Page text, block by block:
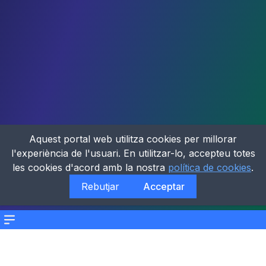
Menu
Aquest portal web utilitza cookies per millorar
l'experiència de l'usuari. En utilitzar-lo, accepteu totes
les cookies d'acord amb la nostra política de cookies.
Rebutjar
Acceptar